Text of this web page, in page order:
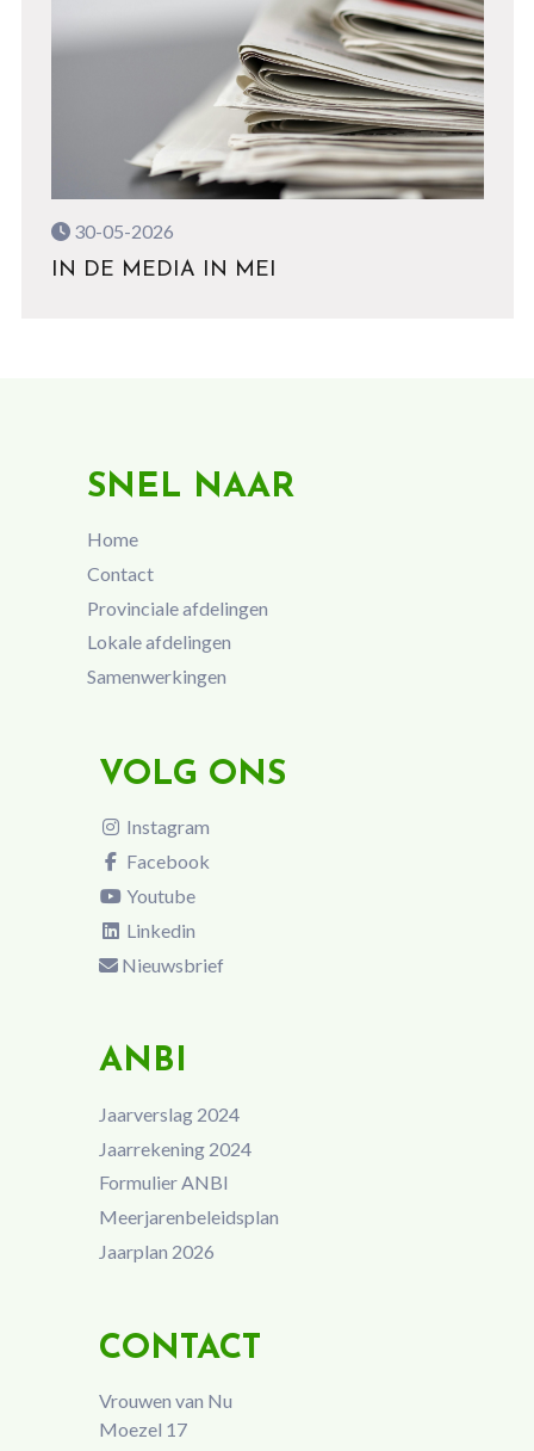
30-05-2026
IN DE MEDIA IN MEI
SNEL NAAR
Home
Contact
Provinciale afdelingen
Lokale afdelingen
Samenwerkingen
VOLG ONS
Instagram
Facebook
Youtube
Linkedin
Nieuwsbrief
ANBI
Jaarverslag 2024
Jaarrekening 2024
Formulier ANBI
Meerjarenbeleidsplan
Jaarplan 2026
CONTACT
Vrouwen van Nu
Moezel 17